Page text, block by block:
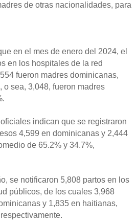
de otras nacionalidades, para
en el mes de enero del 2024, el
en los hospitales de la red
fueron madres dominicanas,
o sea, 3,048, fueron madres
indican que se registraron
4,599 en dominicanas y 2,444
de 65.2% y 34.7%,
se notificaron 5,808 partos en los
públicos, de los cuales 3,968
y 1,835 en haitianas,